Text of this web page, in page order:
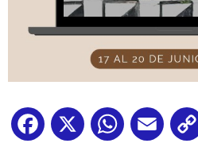
Facebook
X WhatsApp
Email